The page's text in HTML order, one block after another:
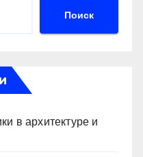
Поиск
в архитектуре и